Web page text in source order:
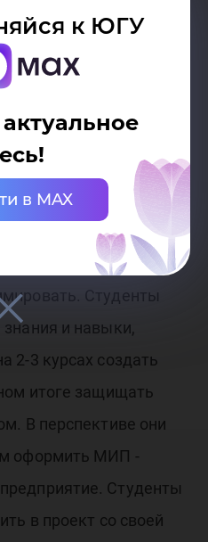
к ЮГУ
в MAX
чём, команды будут
разных
программе
всех направлений
Так, учащихся 1-2
Студенты
знания и навыки,
2-3 курсах создать
итоге защищать
В перспективе они
оформить МИП -
Студенты
в проект со своей